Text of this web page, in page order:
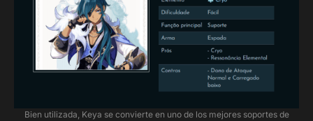
Bien utilizada, Keya se convierte en uno de los mejores soportes de